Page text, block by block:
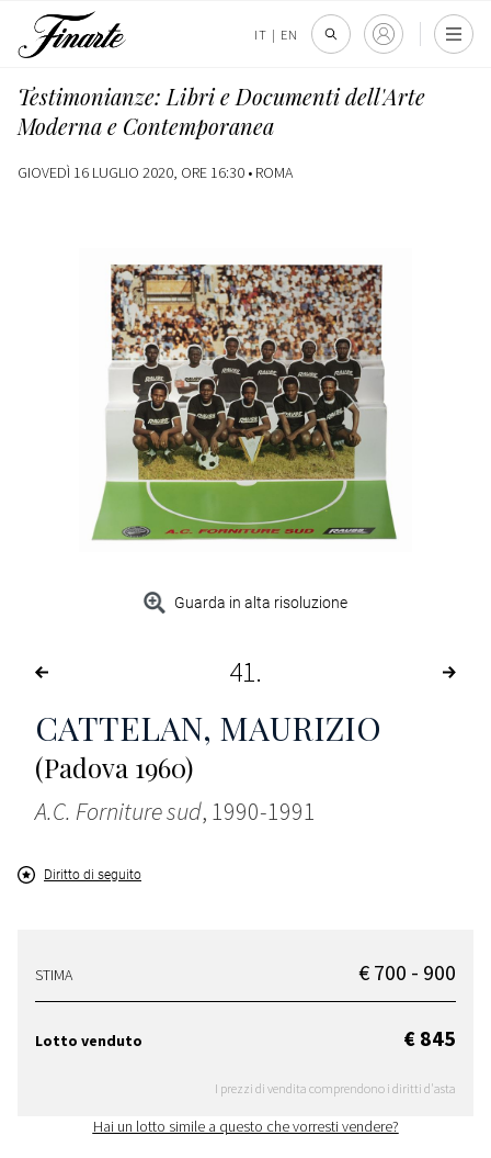
IT | EN
Testimonianze: Libri e Documenti dell'Arte
Moderna e Contemporanea
GIOVEDÌ 16 LUGLIO 2020, ORE 16:30 • ROMA
Guarda in alta risoluzione
41
CATTELAN, MAURIZIO
(Padova 1960)
A.C. Forniture sud, 1990-1991
Diritto di seguito
STIMA € 700 - 900
Lotto venduto € 845
I prezzi di vendita comprendono i diritti d'asta
Hai un lotto simile a questo che vorresti vendere?